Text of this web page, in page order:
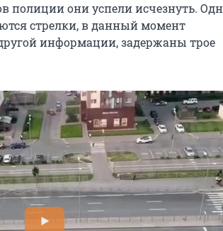
полиции они успели исчезнуть.
стрелки, в данный момент
информации, задержаны трое